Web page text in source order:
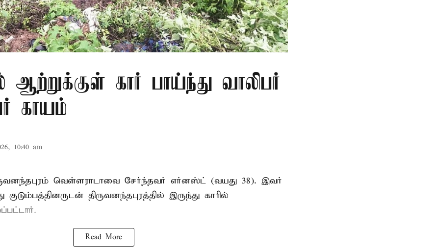
ஆற்றுக்குள் கார் பாய்ந்து வாலிபர்
காயம்
10:40 am
வெள்ளராடாவை சேர்ந்தவர் எர்னஸ்ட் (வயது 38). இவர்
திருவனந்தபுரத்தில் இருந்து காரில்
Read More